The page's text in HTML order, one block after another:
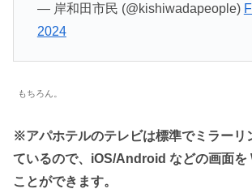
— 岸和田市民 (@kishiwadapeople)
2024
もちろん。
※アパホテルのテレビは標準でミラーリ
ているので、iOS/Android などの画面を
ことができます。